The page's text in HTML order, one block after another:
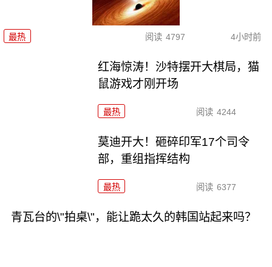
最热 阅读 4797 4小时前
红海惊涛！沙特摆开大棋局，猫
鼠游戏才刚开场
最热 阅读 4244
莫迪开大！砸碎印军17个司令
部，重组指挥结构
最热 阅读 6377
青瓦台的\"拍桌\"，能让跪太久的韩国站起来吗？